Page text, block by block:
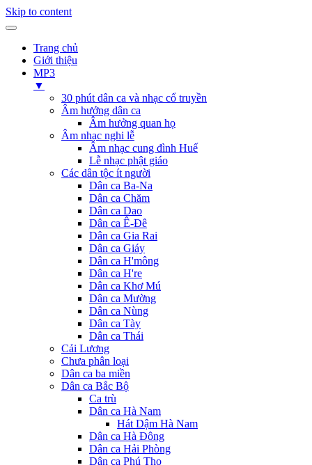
Skip to content
Trang chủ
Giới thiệu
MP3
▼
30 phút dân ca và nhạc cổ truyền
Âm hưởng dân ca
Âm hưởng quan họ
Âm nhạc nghi lễ
Âm nhạc cung đình Huế
Lễ nhạc phật giáo
Các dân tộc ít người
Dân ca Ba-Na
Dân ca Chăm
Dân ca Dao
Dân ca Ê-Đê
Dân ca Gia Rai
Dân ca Giáy
Dân ca H'mông
Dân ca H're
Dân ca Khơ Mú
Dân ca Mường
Dân ca Nùng
Dân ca Tày
Dân ca Thái
Cải Lương
Chưa phân loại
Dân ca ba miền
Dân ca Bắc Bộ
Ca trù
Dân ca Hà Nam
Hát Dậm Hà Nam
Dân ca Hà Đông
Dân ca Hải Phòng
Dân ca Phú Thọ